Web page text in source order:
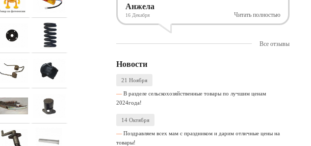
Анжела
16 Декабря Читать полностью
Все отзывы
Новости
21 Ноября
В разделе сельскохозяйственные товары по лучшим ценам
2024года!
14 Октября
Поздравляем всех мам с праздником и дарим отличные цены на
товары!